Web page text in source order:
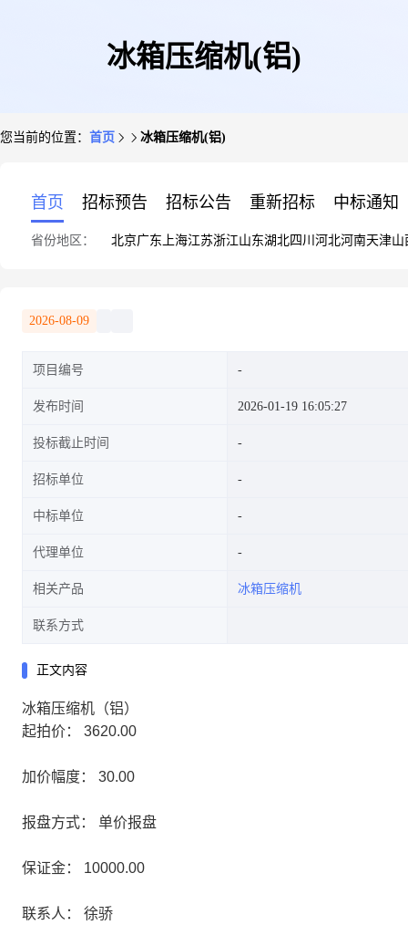
冰箱压缩机(铝)
您当前的位置： 首页 冰箱压缩机(铝)
首页 招标预告 招标公告 重新招标 中标通知
省份地区： 北京广东 上海江苏浙江山东湖北四川 河北河南天津山
2026-08-09
项目编号
发布时间 2026-01-19 16:05:27
投标截止时间
招标单位
中标单位
代理单位
相关产品 冰箱压缩机
联系方式
正文内容
冰箱压缩机（铝）
起拍价： 3620.00
加价幅度： 30.00
报盘方式： 单价报盘
保证金： 10000.00
联系人： 徐骄